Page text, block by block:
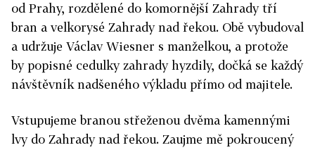
od Prahy, rozdělené do komornější Zahrady tří
bran a velkorysé Zahrady nad řekou. Obě vybudoval
a udržuje Václav Wiesner s manželkou, a protože
by popisné cedulky zahrady hyzdily, dočká se každý
návštěvník nadšeného výkladu přímo od majitele.
Vstupujeme branou střeženou dvěma kamennými
lvy do Zahrady nad řekou. Zaujme mě pokroucený